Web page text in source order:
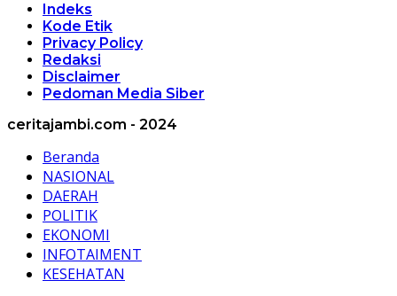
Indeks
Kode Etik
Privacy Policy
Redaksi
Disclaimer
Pedoman Media Siber
ceritajambi.com - 2024
Beranda
NASIONAL
DAERAH
POLITIK
EKONOMI
INFOTAIMENT
KESEHATAN